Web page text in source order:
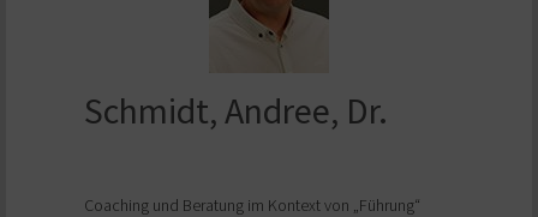
Schmidt, Andree, Dr.
Coaching und Beratung im Kontext von „Führung“